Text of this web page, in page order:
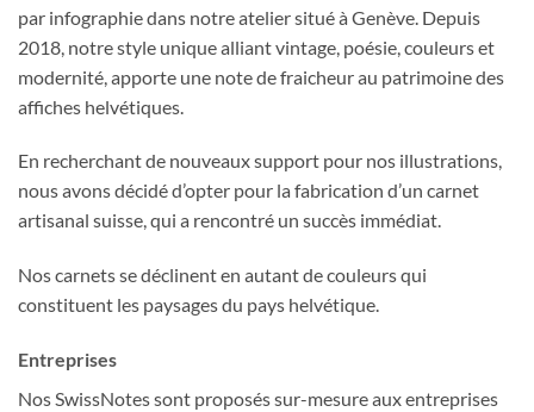
par infographie dans notre atelier situé à Genève. Depuis
2018, notre style unique alliant vintage, poésie, couleurs et
modernité, apporte une note de fraicheur au patrimoine des
affiches helvétiques.
En recherchant de nouveaux support pour nos illustrations,
nous avons décidé d’opter pour la fabrication d’un carnet
artisanal suisse, qui a rencontré un succès immédiat.
Nos carnets se déclinent en autant de couleurs qui
constituent les paysages du pays helvétique.
Entreprises
Nos SwissNotes sont proposés sur-mesure aux entreprises